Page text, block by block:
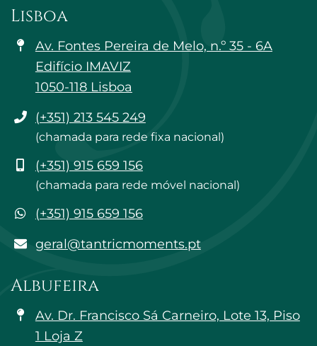
Lisboa
Av. Fontes Pereira de Melo, n.º 35 - 6A
Edifício IMAVIZ
1050-118 Lisboa
Telefone
(+351) 213 545 249
(chamada para rede fixa nacional)
Telemóvel
(+351) 915 659 156
(chamada para rede móvel nacional)
WhatsApp
(+351) 915 659 156
geral@tantricmoments.pt
geral@tantricmoments.pt
Albufeira
Av. Dr. Francisco Sá Carneiro, Lote 13, Piso
1 Loja Z